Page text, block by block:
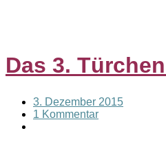
Das 3.
3. Dezember 2015
1 Kommentar